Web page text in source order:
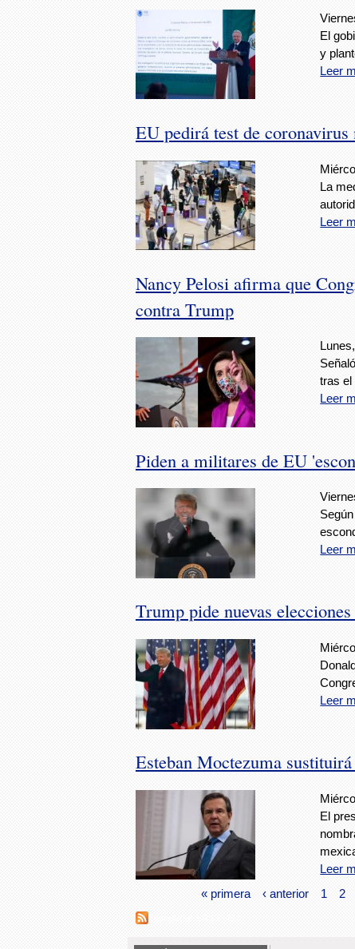
El
y
Leer
EU pedirá test de
La
Leer
Nancy Pelosi afirma que
contra Trump
tras el
Leer
Piden a militares de EU
Leer
Trump pide nuevas
Leer
Esteban Moctezuma
El
Leer
« primera
‹ anterior 1 2